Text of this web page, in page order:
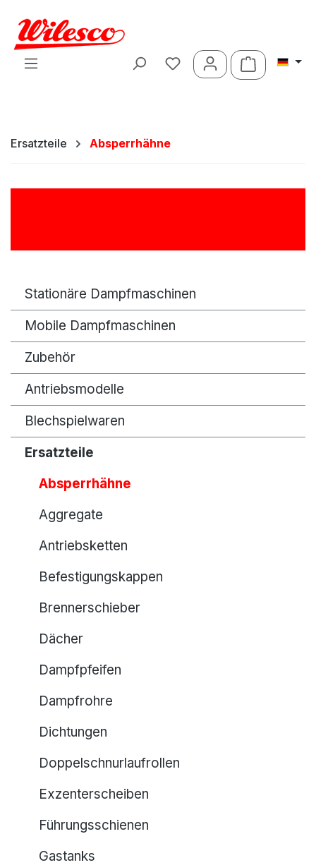
Zum Hauptinhalt springen
Ersatzteile Absperrhähne
Stationäre Dampfmaschinen
Mobile Dampfmaschinen
Zubehör
Antriebsmodelle
Blechspielwaren
Ersatzteile
Absperrhähne
Aggregate
Antriebsketten
Befestigungskappen
Brennerschieber
Dächer
Dampfpfeifen
Dampfrohre
Dichtungen
Doppelschnurlaufrollen
Exzenterscheiben
Führungsschienen
Gastanks